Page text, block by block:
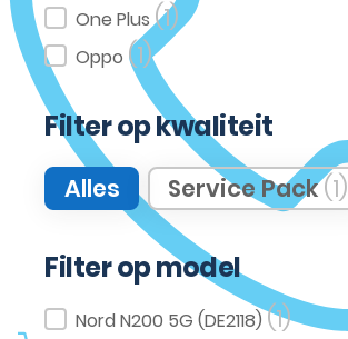
Filter op merk
One Plus(1)
Oppo (1)
Filter op kwaliteit
Filter op kwaliteit
Alles Service Pack(1)
Filter op model
Filter op model
Nord N200 5G (DE2118) (1)